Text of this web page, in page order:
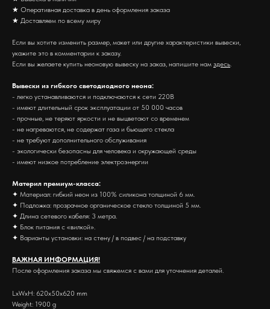
★ Оперативная доставка в день оформления заказа
★ Доставляем по всему миру
Если вы хотите изменить размер, макет или другие характеристики вывески,
укажите это в комментарии к заказу.
Если вы желаете купить неоновую вывеску на заказ, напишите нам здесь.
Вывески из гибкого светодиодного неона:
- легко устанавливаются и подключаются к сети 220В
- имеют длительный срок эксплуатации от 50 000 часов
- прочные, не теряют яркости и не выцветают со временем
- не нагреваются, не содержат газа и бьющего стекла
- не требуют дополнительного обслуживания
- экологически безопасны для человека и окружающей среды
- имеют низкое потребление электроэнергии
Материл премиум-класса:
✦ Материал: гибкий неон из 100% силикона толщиной 6 мм.
✦ Подложка: прозрачное органическое стекло толщиной 5 мм.
✦ Длина сетевого кабеля: 3 метра.
✦ Блок питания с «вилкой».
✦ Варианты установки: на стену / в подвес / на подставку
ВАЖНАЯ ИНФОРМАЦИЯ!
После оформления заказа мы свяжемся с вами для уточнения деталей.
LxWxH: 620x50x620 mm
Weight: 1900 g